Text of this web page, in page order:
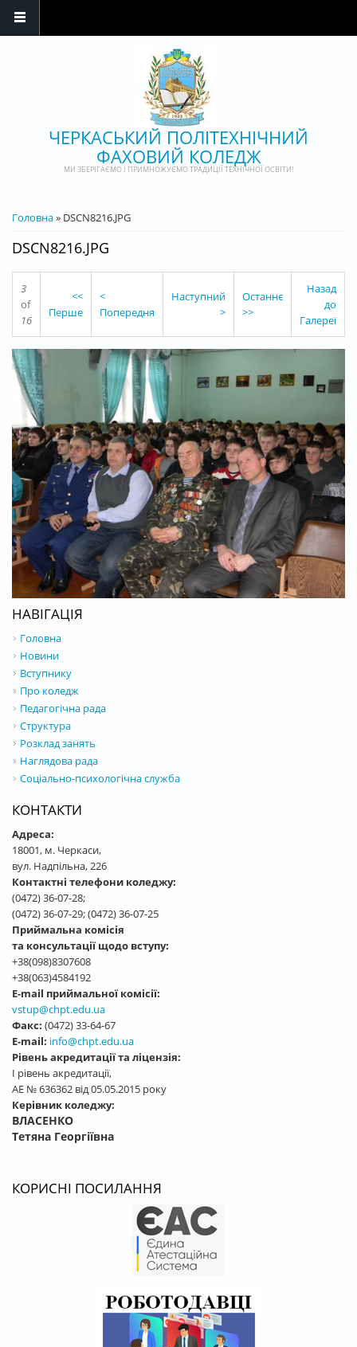
ЧЕРКАСЬКИЙ ПОЛІТЕХНІЧНИЙ
ФАХОВИЙ КОЛЕДЖ
МИ ЗБЕРІГАЄМО І ПРИМНОЖУЄМО ТРАДИЦІЇ ТЕХНІЧНОЇ ОСВІТИ!
ВИ Є ТУТ
Головна» DSCN8216.JPG
DSCN8216.JPG
3
of
16
<<
Перше
<
Попередня
Наступний
>
Останнє
>>
Назад
до
Галереї
НАВІГАЦІЯ
Головна
Новини
Вступнику
Про коледж
Педагогічна рада
Структура
Розклад занять
Наглядова рада
Соціально-психологічна служба
КОНТАКТИ
Адреса:
18001, м. Черкаси,
вул. Надпільна, 226
Контактні телефони коледжу:
(0472) 36-07-28;
(0472) 36-07-29; (0472) 36-07-25
Приймальна комісія
та консультації щодо вступу:
+38(098)8307608
+38(063)4584192
E-mail приймальної комісії:
vstup@chpt.edu.ua
Факс: (0472) 33-64-67
E-mail: info@chpt.edu.ua
Рівень акредитації та ліцензія:
І рівень акредитації,
АЕ № 636362 від 05.05.2015 року
Керівник коледжу:
ВЛАСЕНКО
Тетяна Георгіївна
КОРИСНІ ПОСИЛАННЯ